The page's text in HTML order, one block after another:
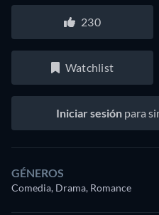
230
Watchlist
Iniciar sesión para
GÉNEROS
Comedia, Drama, Romance